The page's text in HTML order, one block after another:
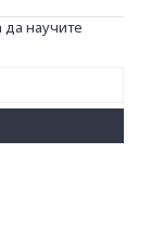
научите